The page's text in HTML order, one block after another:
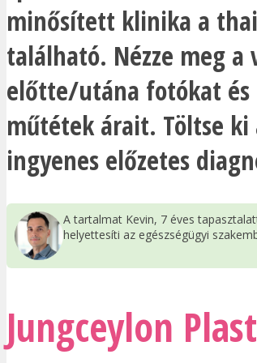
minősített klinika a
található. Nézze meg a
előtte/utána fotókat
műtétek árait. Töltse ki
ingyenes előzetes
A tartalmat Kevin, 7 éves
helyettesíti az egészségügyi
Jungceylon